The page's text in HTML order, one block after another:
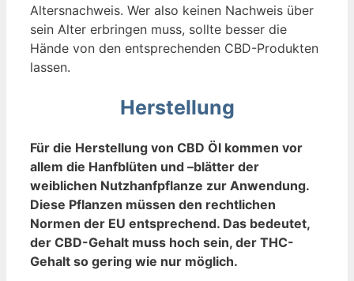
Altersnachweis. Wer also keinen Nachweis über
sein Alter erbringen muss, sollte besser die
Hände von den entsprechenden CBD-Produkten
lassen.
Herstellung
Für die Herstellung von CBD Öl kommen vor
allem die Hanfblüten und –blätter der
weiblichen Nutzhanfpflanze zur Anwendung.
Diese Pflanzen müssen den rechtlichen
Normen der EU entsprechend. Das bedeutet,
der CBD-Gehalt muss hoch sein, der THC-
Gehalt so gering wie nur möglich.